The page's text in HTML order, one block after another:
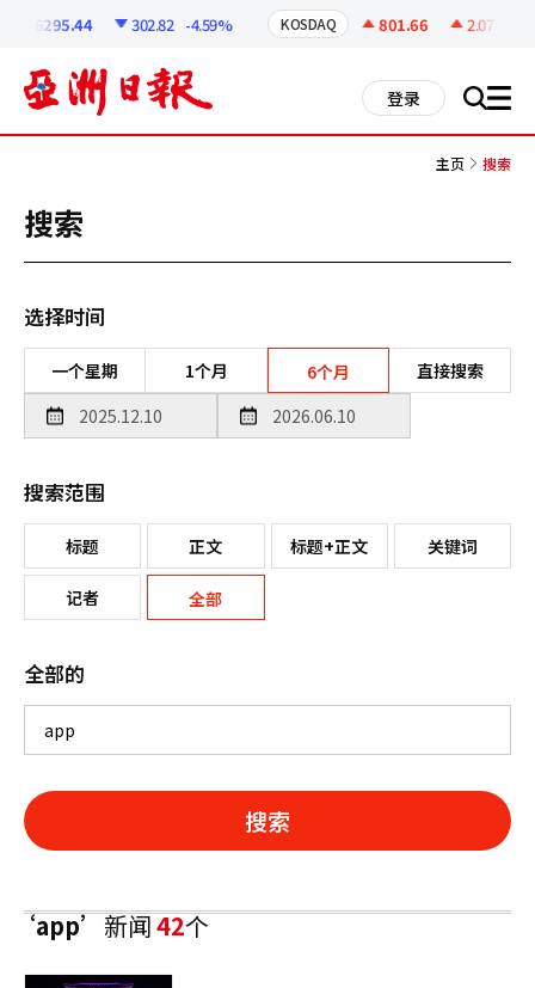
6295.44 302.82 -4.59% KOSDAQ 801.66 2.07
登录 搜 all
主页 搜索
搜索
选择时间
一个星期 1个月 6个月 直接搜索
搜索范围
标题 正文 标题+正文 关键词
记者 全部
全部的
搜索
‘app’新闻42个